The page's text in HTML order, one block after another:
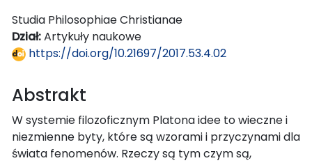
Studia Philosophiae Christianae
Dział:Artykuły naukowe
https://doi.org/10.21697/2017.53.4.02
Abstrakt
W systemie filozoficznym Platona idee to wieczne i
niezmienne byty, które są wzorami i przyczynami dla
świata fenomenów. Rzeczy są tym czym są,